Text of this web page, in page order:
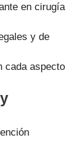
en cirugía
y de
cada aspecto